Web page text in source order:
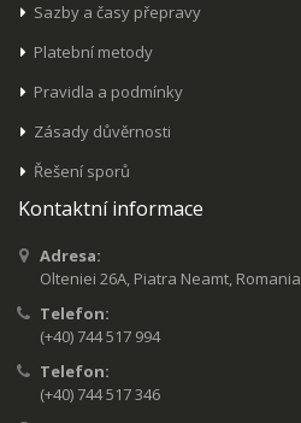
Sazby a časy přepravy
Platební metody
Pravidla a podmínky
Zásady důvěrnosti
Řešení sporů
Kontaktní informace
Adresa:
Olteniei 26A, Piatra Neamt, Romania
Telefon:
(+40) 744 517 994
Telefon:
(+40) 744 517 346